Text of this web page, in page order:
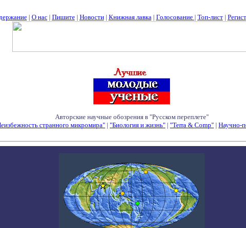
| О нас| Пишите| Новости| Книжная лавка| Голосование | Топ-лист|
Авторские научные обозрения в "Русском переплете"
странного микромира" | "Биология и жизнь" | "Terra & Comp" | Научно-